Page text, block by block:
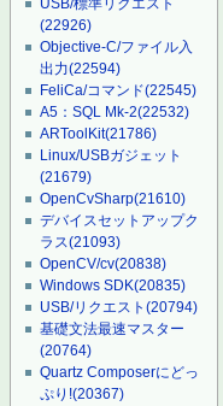
USB/標準リクエスト
(22926)
Objective-C/ファイル入
出力(22594)
FeliCa/コマンド(22545)
A5：SQL Mk-2(22532)
ARToolKit(21786)
Linux/USBガジェット
(21679)
OpenCvSharp(21610)
デバイスセットアップク
ラス(21093)
OpenCV/cv(20838)
Windows SDK(20835)
USB/リクエスト(20794)
基礎文法最速マスター
(20764)
Quartz Composerにどっ
ぷり!(20367)